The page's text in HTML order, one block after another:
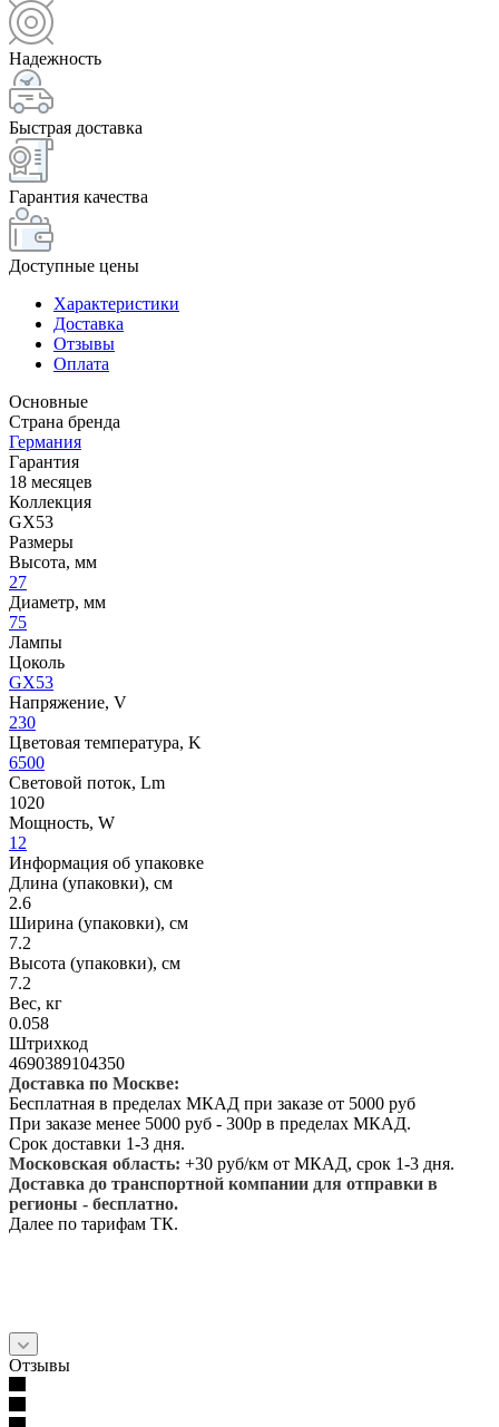
Надежность
Быстрая доставка
Гарантия качества
Доступные цены
Характеристики
Доставка
Отзывы
Оплата
Основные
Страна бренда
Германия
Гарантия
18 месяцев
Коллекция
GX53
Размеры
Высота, мм
27
Диаметр, мм
75
Лампы
Цоколь
GX53
Напряжение, V
230
Цветовая температура, K
6500
Световой поток, Lm
1020
Мощность, W
12
Информация об упаковке
Длина (упаковки), см
2.6
Ширина (упаковки), см
7.2
Высота (упаковки), см
7.2
Вес, кг
0.058
Штрихкод
4690389104350
Доставка по Москве:
Бесплатная в пределах МКАД при заказе от 5000 руб
При заказе менее 5000 руб - 300р в пределах МКАД.
Срок доставки 1-3 дня.
Московская область: +30 руб/км от МКАД, срок 1-3 дня.
Доставка до транспортной компании для отправки в
регионы - бесплатно.
Далее по тарифам ТК.
Отзывы